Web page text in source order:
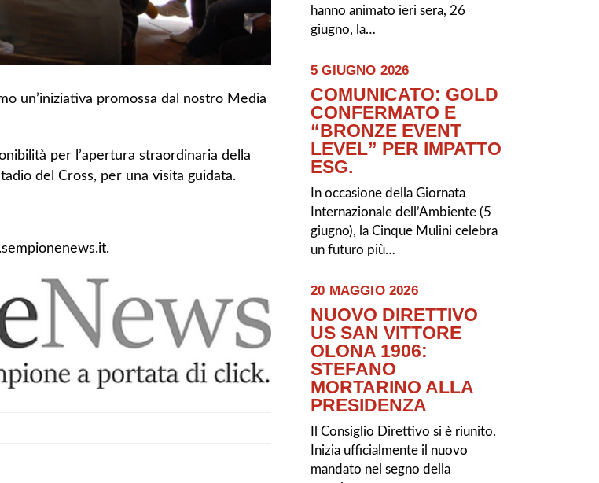
un’iniziativa promossa dal nostro Media
per l’apertura straordinaria della
del Cross, per una visita guidata.
hanno animato ieri sera, 26
giugno, la…
5 GIUGNO 2026
COMUNICATO: GOLD
CONFERMATO E
“BRONZE EVENT
LEVEL” PER IMPATTO
ESG.
In occasione della Giornata
Internazionale dell’Ambiente (5
giugno), la Cinque Mulini celebra
un futuro più…
20 MAGGIO 2026
NUOVO DIRETTIVO
US SAN VITTORE
OLONA 1906:
STEFANO
MORTARINO ALLA
PRESIDENZA
Il Consiglio Direttivo si è riunito.
Inizia ufficialmente il nuovo
mandato nel segno della